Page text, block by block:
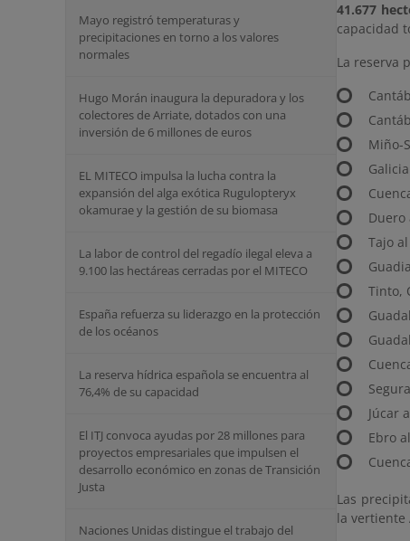
Mayo registró temperaturas y
precipitaciones en torno a los valores
normales
Hugo Morán inaugura la depuradora y los
colectores de Arriate, dotados con una
inversión de 6 millones de euros
EL MITECO impulsa la lucha contra la
expansión del alga exótica Rugulopteryx
okamurae y la gestión de su biomasa
La labor de control del regadío ilegal eleva a
9.100 las hectáreas cerradas por el MITECO
España refuerza su liderazgo en la protección
de los océanos
La reserva hídrica española se encuentra al
76,4% de su capacidad
El ITJ convoca ayudas por 28 millones para
proyectos empresariales que impulsen el
desarrollo económico en zonas de Transición
Justa
Naciones Unidas distingue el trabajo del
41.677
capacidad
La reserva
Miño-
Duero
Tajo
Tinto,
Júcar
Ebro
Las
la vertiente